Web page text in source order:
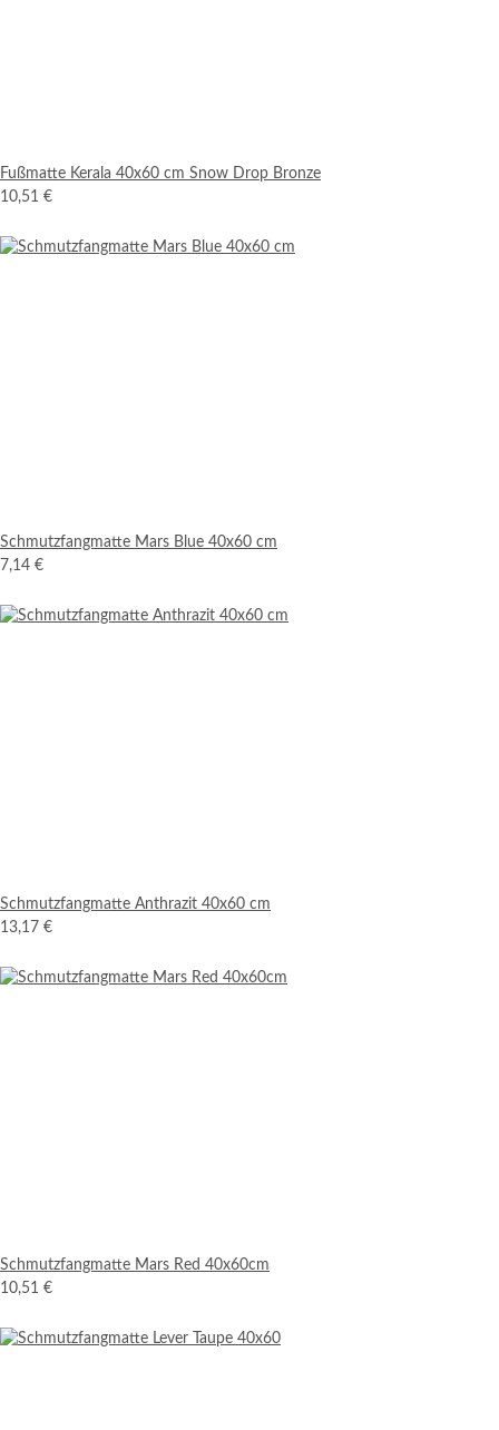
Fußmatte Kerala 40x60 cm Snow Drop Bronze
10,51 €
Schmutzfangmatte Mars Blue 40x60 cm
7,14 €
Schmutzfangmatte Anthrazit 40x60 cm
13,17 €
Schmutzfangmatte Mars Red 40x60cm
10,51 €